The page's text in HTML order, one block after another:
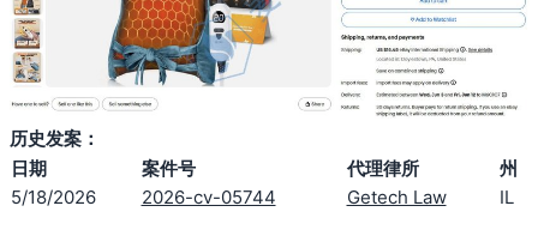
历史发案：
日期
案件号 代理律所
州
5/18/2026
2026-cv-05744 Getech Law IL